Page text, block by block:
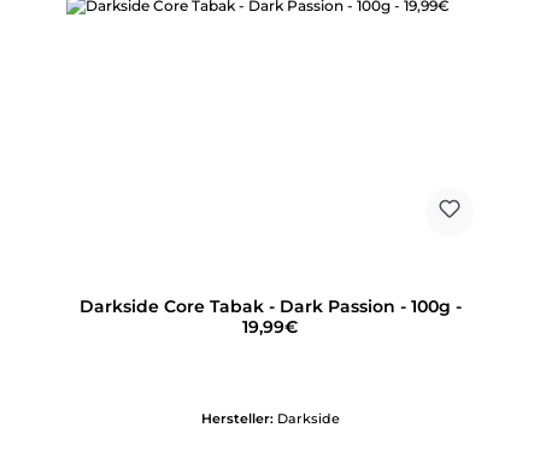
Darkside Core Tabak - Dark Passion - 100g -
19,99€
Hersteller: Darkside